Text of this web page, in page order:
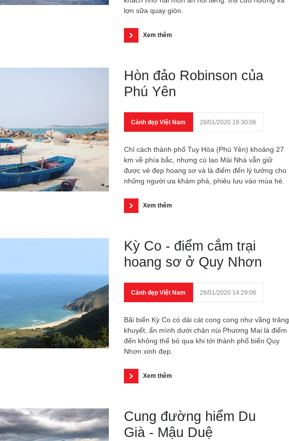
lợn sữa quay giòn.
Xem thêm
Hòn đảo Robinson của
Phú Yên
Cảnh đẹp Việt Nam 28/01/2020 18:30:06
Chỉ cách thành phố Tuy Hòa (Phú Yên) khoảng 27
km về phía bắc, nhưng cù lao Mái Nhà vẫn giữ
được vẻ đẹp hoang sơ và là điểm đến lý tưởng cho
những người ưa khám phá, phiêu lưu vào mùa hè.
Xem thêm
Kỳ Co - điểm cắm trại
hoang sơ ở Quy Nhơn
Cảnh đẹp Việt Nam 28/01/2020 14:29:06
Bãi biển Kỳ Co có dải cát cong cong như vầng trăng
khuyết, ẩn mình dưới chân núi Phương Mai là điểm
đến không thể bỏ qua khi tới thành phố biển Quy
Nhơn xinh đẹp.
Xem thêm
Cung đường hiểm Du
Già - Mậu Duệ